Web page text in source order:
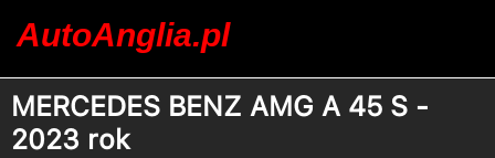
AutoAnglia.pl
MERCEDES BENZ AMG A 45 S -
2023 rok